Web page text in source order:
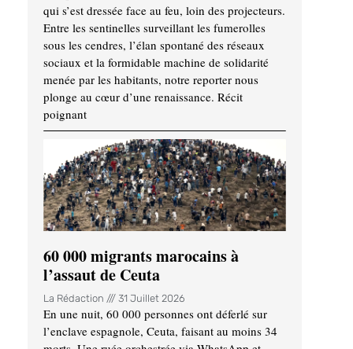
qui s’est dressée face au feu, loin des projecteurs.
Entre les sentinelles surveillant les fumerolles
sous les cendres, l’élan spontané des réseaux
sociaux et la formidable machine de solidarité
menée par les habitants, notre reporter nous
plonge au cœur d’une renaissance. Récit
poignant
60 000 migrants marocains à
l’assaut de Ceuta
La Rédaction 31 Juillet 2026
En une nuit, 60 000 personnes ont déferlé sur
l’enclave espagnole, Ceuta, faisant au moins 34